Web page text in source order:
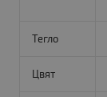
Тегло
Цвят